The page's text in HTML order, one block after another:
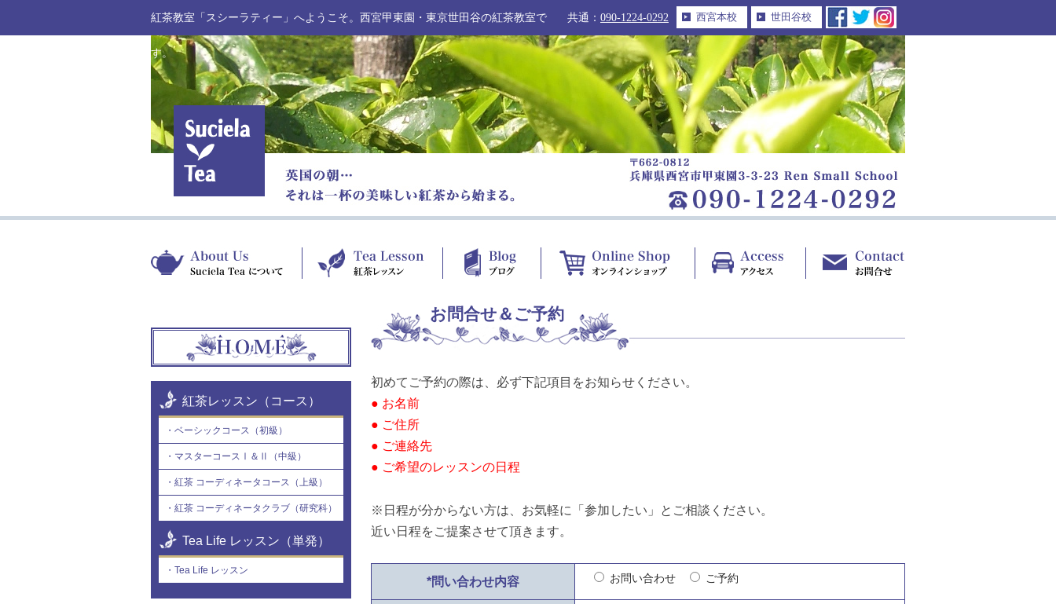
紅茶教室「スシーラティー」へようこそ。西宮甲東園・東京世田谷の紅茶教室で
す。
共通： 090-1224-0292 西宮本校 世田谷校
お問合せ＆ご予約
初めてご予約の際は、必ず下記項目をお知らせください。
● お名前
● ご住所
● ご連絡先
● ご希望のレッスンの日程
※日程が分からない方は、お気軽に「参加したい」とご相談ください。
近い日程をご提案させて頂きます。
*問い合わせ内容 お問い合わせ ご予約
紅茶レッスン（コース）
・ ベーシックコース（初級）
・ マスターコースⅠ＆Ⅱ（中級）
・ 紅茶 コーディネータコース（上級）
・ 紅茶 コーディネータクラブ（研究科）
Tea Life レッスン（単発）
・ Tea Life レッスン